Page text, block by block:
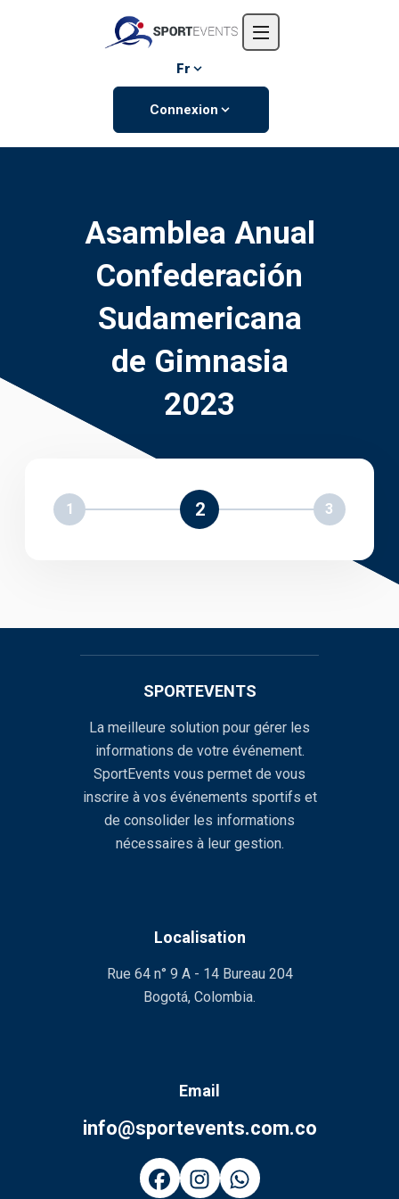
L'entreprise
Événements
Fr
Connexion
Asamblea Anual
Confederación
Sudamericana
de Gimnasia
2023
1 2 3
SPORTEVENTS
La meilleure solution pour gérer les
informations de votre événement.
SportEvents vous permet de vous
inscrire à vos événements sportifs et
de consolider les informations
nécessaires à leur gestion.
Localisation
Rue 64 n° 9 A - 14 Bureau 204
Bogotá, Colombia.
Email
info@sportevents.com.co